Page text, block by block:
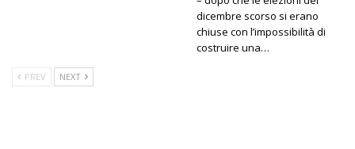
dicembre scorso si erano
chiuse con l’impossibilità di
costruire una…
PREV NEXT